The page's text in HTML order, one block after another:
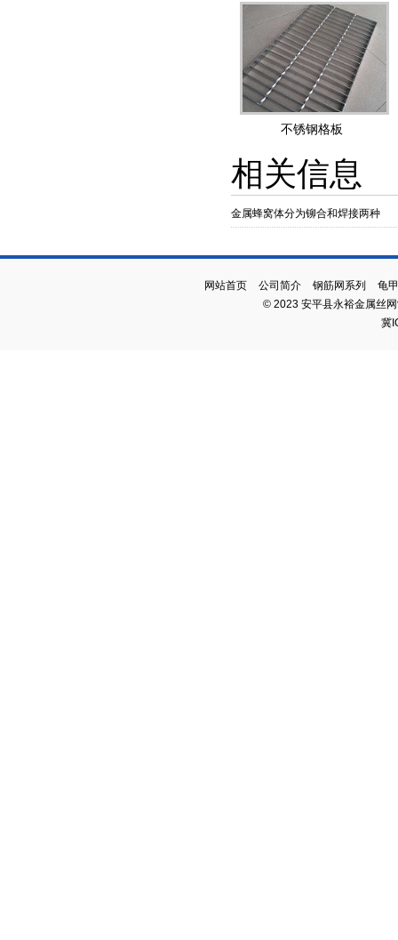
不锈钢格板
相关信息
金属蜂窝体分为铆合和焊接两种
网站首页 公司简介 钢筋网系列
龟
© 2023 安平县永裕金属丝
冀